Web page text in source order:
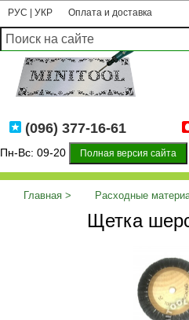
РУС УКР Оплата и доставка
(096) 377-16-61
Пн-Вс: 09-20 Полная версия сайта
Главная Расходные
Щетка шерсть 67мм
Щетка